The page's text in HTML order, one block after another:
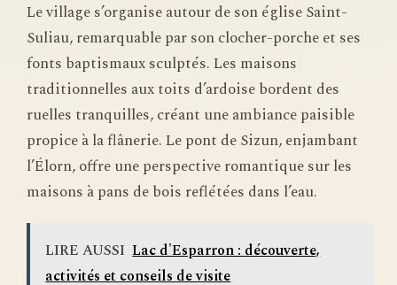
Le village s’organise autour de son église Saint-
Suliau, remarquable par son clocher-porche et ses
fonts baptismaux sculptés. Les maisons
traditionnelles aux toits d’ardoise bordent des
ruelles tranquilles, créant une ambiance paisible
propice à la flânerie. Le pont de Sizun, enjambant
l’Élorn, offre une perspective romantique sur les
maisons à pans de bois reflétées dans l’eau.
LIRE AUSSI Lac d'Esparron : découverte,
activités et conseils de visite